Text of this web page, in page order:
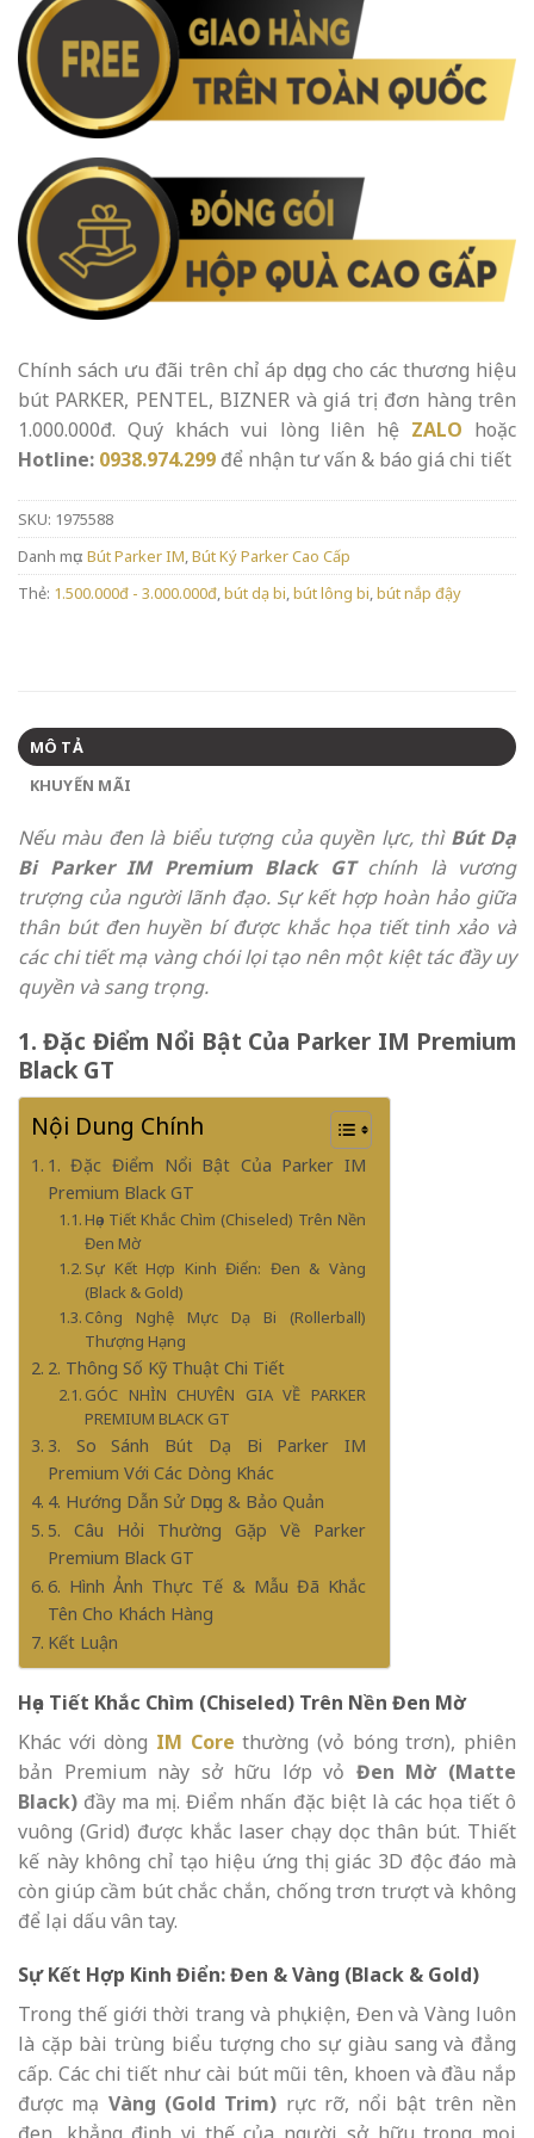
Chính sách ưu đãi trên chỉ áp dụng cho các thương hiệu
bút PARKER, PENTEL, BIZNER và giá trị đơn hàng trên
1.000.000đ. Quý khách vui lòng liên hệ ZALO hoặc
Hotline: 0938.974.299 để nhận tư vấn & báo giá chi tiết
SKU: 1975588
Danh mục: Bút Parker IM Bút Ký Parker Cao Cấp
Thẻ: 1.500.000đ - 3.000.000đ bút dạ bi bút lông bi bút nắp đậy
MÔ TẢ
KHUYẾN MÃI
Nếu màu đen là biểu tượng của quyền lực, thì Bút Dạ
Bi Parker IM Premium Black GTchính là vương
trượng của người lãnh đạo. Sự kết hợp hoàn hảo giữa
thân bút đen huyền bí được khắc họa tiết tinh xảo và
các chi tiết mạ vàng chói lọi tạo nên một kiệt tác đầy uy
quyền và sang trọng.
1. Đặc Điểm Nổi Bật Của Parker IM Premium
Black GT
Nội Dung Chính
1. Đặc Điểm Nổi Bật Của Parker IM
Premium Black GT
Họa Tiết Khắc Chìm (Chiseled) Trên Nền
Đen Mờ
Sự Kết Hợp Kinh Điển: Đen & Vàng
(Black & Gold)
Công Nghệ Mực Dạ Bi (Rollerball)
Thượng Hạng
2. Thông Số Kỹ Thuật Chi Tiết
GÓC NHÌN CHUYÊN GIA VỀ PARKER
PREMIUM BLACK GT
3. So Sánh Bút Dạ Bi Parker IM
Premium Với Các Dòng Khác
4. Hướng Dẫn Sử Dụng & Bảo Quản
5. Câu Hỏi Thường Gặp Về Parker
Premium Black GT
6. Hình Ảnh Thực Tế & Mẫu Đã Khắc
Tên Cho Khách Hàng
Kết Luận
Họa Tiết Khắc Chìm (Chiseled) Trên Nền Đen Mờ
Khác với dòng IM Core thường (vỏ bóng trơn), phiên
bản Premium này sở hữu lớp vỏ Đen Mờ (Matte
Black) đầy ma mị. Điểm nhấn đặc biệt là các họa tiết ô
vuông (Grid) được khắc laser chạy dọc thân bút. Thiết
kế này không chỉ tạo hiệu ứng thị giác 3D độc đáo mà
còn giúp cầm bút chắc chắn, chống trơn trượt và không
để lại dấu vân tay.
Sự Kết Hợp Kinh Điển: Đen & Vàng (Black & Gold)
Trong thế giới thời trang và phụ kiện, Đen và Vàng luôn
là cặp bài trùng biểu tượng cho sự giàu sang và đẳng
cấp. Các chi tiết như cài bút mũi tên, khoen và đầu nắp
được mạ Vàng (Gold Trim) rực rỡ, nổi bật trên nền